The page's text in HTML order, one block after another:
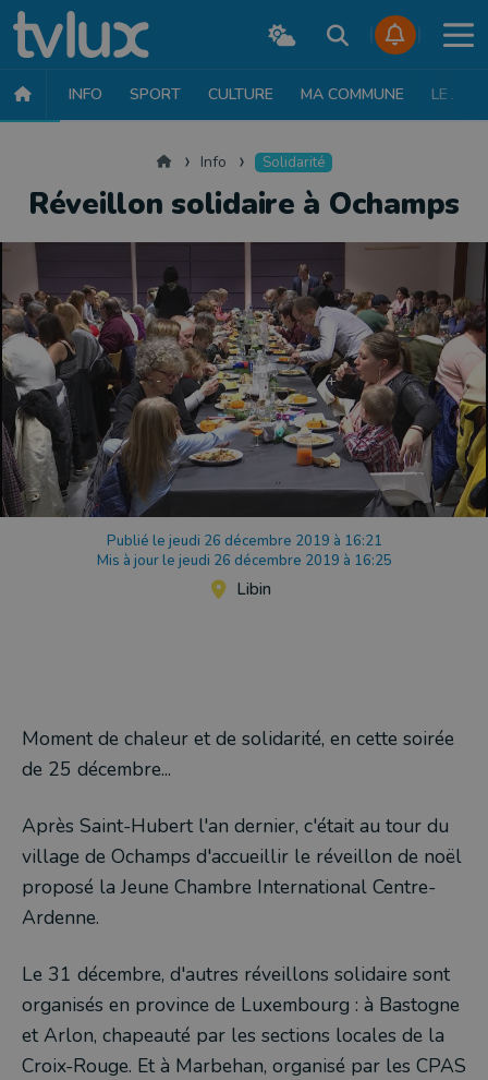
INFO SPORT CULTURE MA COMMUNE LE JT
AccueilInfo Solidarité
Réveillon solidaire à Ochamps
Publié le jeudi 26 décembre 2019 à 16:21
Mis à jour le jeudi 26 décembre 2019 à 16:25
Libin
Moment de chaleur et de solidarité, en cette soirée
de 25 décembre...
Après Saint-Hubert l'an dernier, c'était au tour du
village de Ochamps d'accueillir le réveillon de noël
proposé la Jeune Chambre International Centre-
Ardenne.
Le 31 décembre, d'autres réveillons solidaire sont
organisés en province de Luxembourg : à Bastogne
et Arlon, chapeauté par les sections locales de la
Croix-Rouge. Et à Marbehan, organisé par les CPAS